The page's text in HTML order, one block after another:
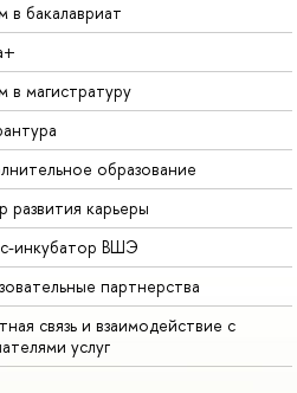
в бакалавриат
в магистратуру
образование
развития карьеры
инкубатор ВШЭ
партнерства
связь и взаимодействие с
услуг